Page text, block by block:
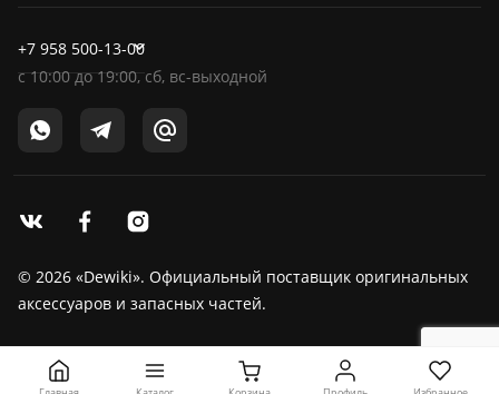
+7 958 500-13-00
c10:00до19:00, сб, вс-выходной
© 2026 «Dewiki». Официальный поставщик оригинальных
аксессуаров и запасных частей.